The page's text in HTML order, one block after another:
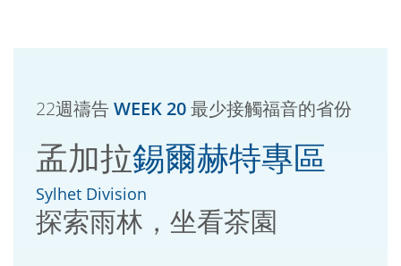
22週禱告WEEK 20最少接觸福音的省份
孟加拉錫爾赫特專區
Sylhet Division
探索雨林，坐看茶園